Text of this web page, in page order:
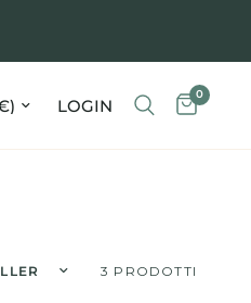
LOGIN
0
3 PRODOTTI